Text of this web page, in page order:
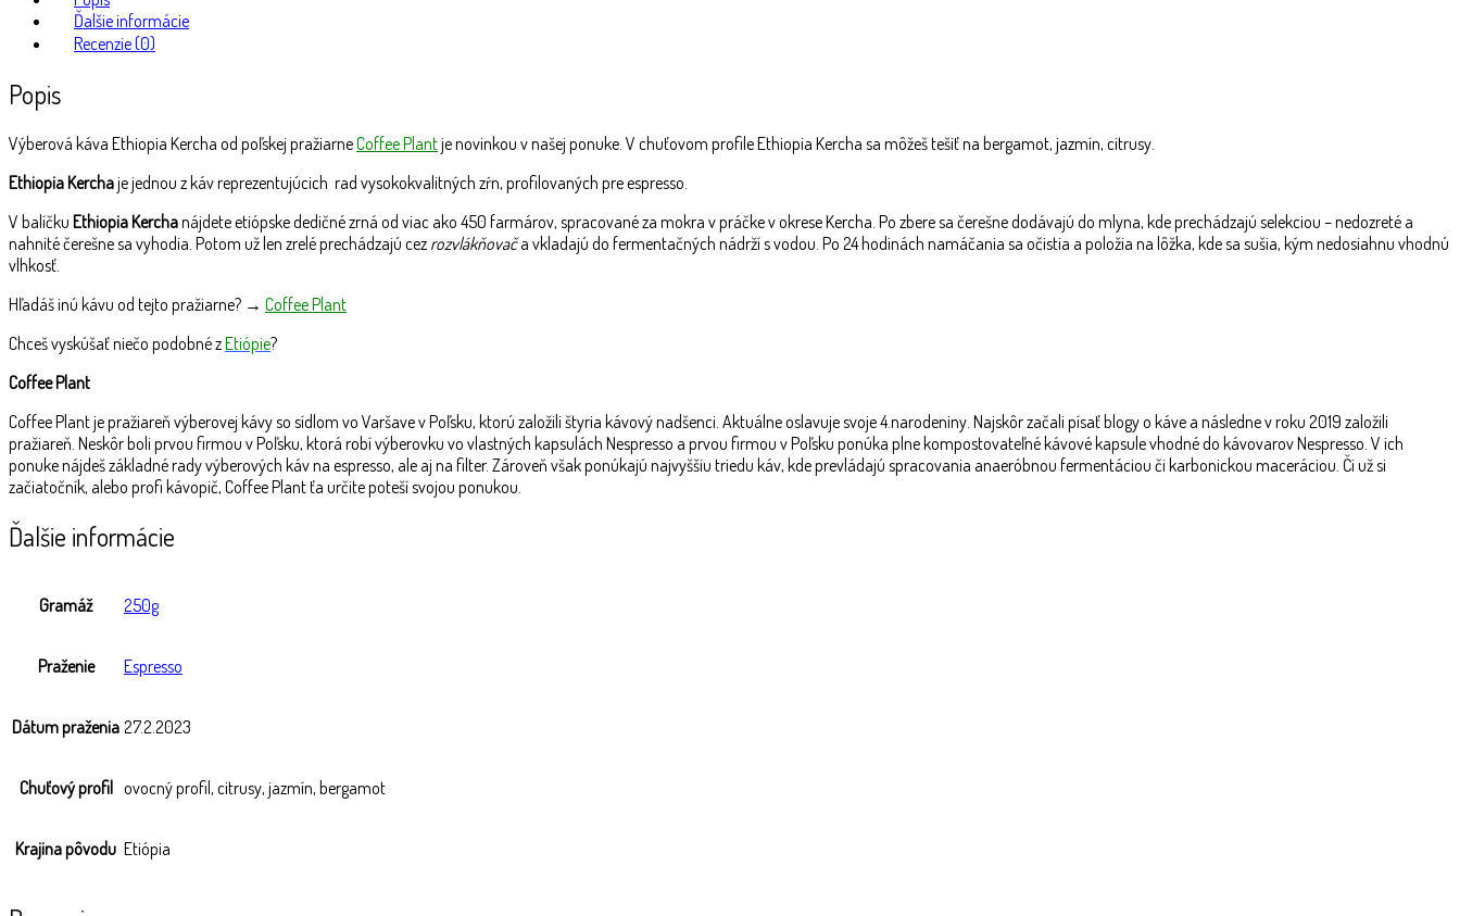
Ďalšie informácie
Recenzie (0)
Popis
Výberová káva Ethiopia Kercha od poľskej pražiarneCoffee Plantje novinkou v našej ponuke. V chuťovom profile Ethiopia Kercha sa môžeš tešiť na bergamot, jazmín, citrusy.
Ethiopia Kerchaje jednou z káv reprezentujúcich rad vysokokvalitných zŕn, profilovaných pre espresso.
V balíčku Ethiopia Kerchanájdete etiópske dedičné zrná od viac ako 450 farmárov, spracované za mokra v práčke v okrese Kercha. Po zbere sa čerešne dodávajú do mlyna, kde prechádzajú selekciou – nedozreté a
nahnité čerešne sa vyhodia. Potom už len zrelé prechádzajú cez rozvlákňovača vkladajú do fermentačných nádrží s vodou. Po 24 hodinách namáčania sa očistia a položia na lôžka, kde sa sušia, kým nedosiahnu vhodnú
vlhkosť.
Hľadáš inú kávu od tejto pražiarne? → Coffee Plant
Chceš vyskúšať niečo podobné zEtiópie?
Coffee Plant
Coffee Plant je pražiareň výberovej kávy so sídlom vo Varšave v Poľsku, ktorú založili štyria kávový nadšenci. Aktuálne oslavuje svoje 4.narodeniny. Najskôr začali písať blogy o káve a následne v roku 2019 založili
pražiareň. Neskôr boli prvou firmou v Poľsku, ktorá robí výberovku vo vlastných kapsulách Nespresso a prvou firmou v Poľsku ponúka plne kompostovateľné kávové kapsule vhodné do kávovarov Nespresso. V ich
ponuke nájdeš základné rady výberových káv na espresso, ale aj na filter. Zároveň však ponúkajú najvyššiu triedu káv, kde prevládajú spracovania anaeróbnou fermentáciou či karbonickou maceráciou. Či už si
začiatočník, alebo profi kávopič, Coffee Plant ťa určite poteší svojou ponukou.
Ďalšie informácie
Gramáž 250g
Praženie Espresso
Dátum praženia 27.2.2023
Chuťový profil ovocný profil, citrusy, jazmín, bergamot
Krajina pôvodu Etiópia